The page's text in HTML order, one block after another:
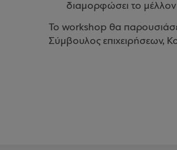
διαμορφώσει το
Το workshop θα
Σύμβουλος επιχειρήσεων,